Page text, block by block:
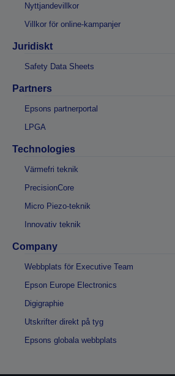
Nyttjandevillkor
Villkor för online-kampanjer
Juridiskt
Safety Data Sheets
Partners
Epsons partnerportal
LPGA
Technologies
Värmefri teknik
PrecisionCore
Micro Piezo-teknik
Innovativ teknik
Company
Webbplats för Executive Team
Epson Europe Electronics
Digigraphie
Utskrifter direkt på tyg
Epsons globala webbplats